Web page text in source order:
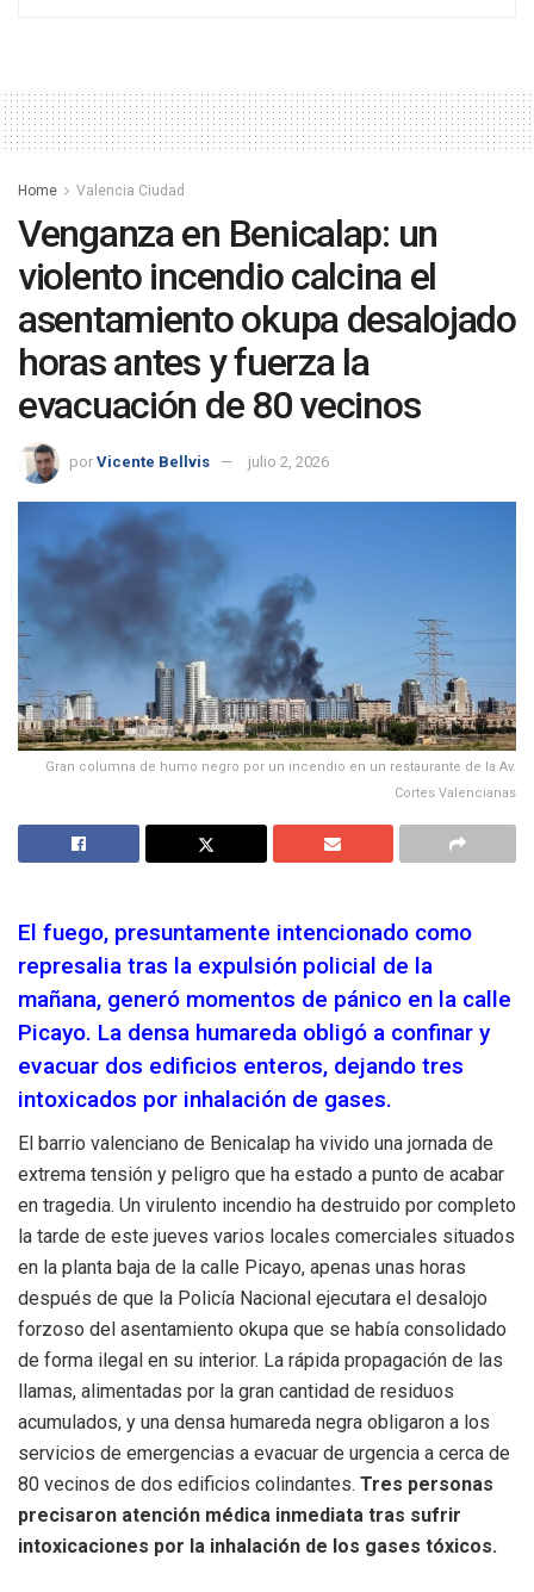
Home Valencia Ciudad
Venganza en Benicalap: un
violento incendio calcina el
asentamiento okupa desalojado
horas antes y fuerza la
evacuación de 80 vecinos
por Vicente Bellvis julio 2, 2026
Gran columna de humo negro por un incendio en un restaurante de la Av.
Cortes Valencianas
El fuego, presuntamente intencionado como
represalia tras la expulsión policial de la
mañana, generó momentos de pánico en la calle
Picayo. La densa humareda obligó a confinar y
evacuar dos edificios enteros, dejando tres
intoxicados por inhalación de gases.
El barrio valenciano de Benicalap ha vivido una jornada de
extrema tensión y peligro que ha estado a punto de acabar
en tragedia. Un virulento incendio ha destruido por completo
la tarde de este jueves varios locales comerciales situados
en la planta baja de la calle Picayo, apenas unas horas
después de que la Policía Nacional ejecutara el desalojo
forzoso del asentamiento okupa que se había consolidado
de forma ilegal en su interior. La rápida propagación de las
llamas, alimentadas por la gran cantidad de residuos
acumulados, y una densa humareda negra obligaron a los
servicios de emergencias a evacuar de urgencia a cerca de
80 vecinos de dos edificios colindantes. Tres personas
precisaron atención médica inmediata tras sufrir
intoxicaciones por la inhalación de los gases tóxicos.